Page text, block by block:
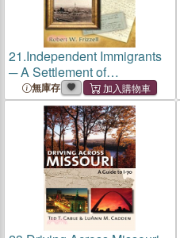
21.Independent Immigrants
─ A Settlement of
Hanoverian Germans in
Western Missouri
無庫存